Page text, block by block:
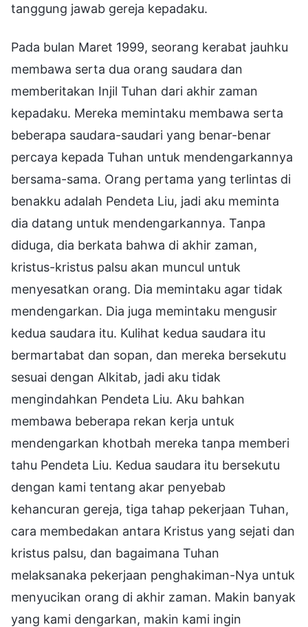
tanggung jawab gereja kepadaku.
Pada bulan Maret 1999, seorang kerabat jauhku
membawa serta dua orang saudara dan
memberitakan Injil Tuhan dari akhir zaman
kepadaku. Mereka memintaku membawa serta
beberapa saudara-saudari yang benar-benar
percaya kepada Tuhan untuk mendengarkannya
bersama-sama. Orang pertama yang terlintas di
benakku adalah Pendeta Liu, jadi aku meminta
dia datang untuk mendengarkannya. Tanpa
diduga, dia berkata bahwa di akhir zaman,
kristus-kristus palsu akan muncul untuk
menyesatkan orang. Dia memintaku agar tidak
mendengarkan. Dia juga memintaku mengusir
kedua saudara itu. Kulihat kedua saudara itu
bermartabat dan sopan, dan mereka bersekutu
sesuai dengan Alkitab, jadi aku tidak
mengindahkan Pendeta Liu. Aku bahkan
membawa beberapa rekan kerja untuk
mendengarkan khotbah mereka tanpa memberi
tahu Pendeta Liu. Kedua saudara itu bersekutu
dengan kami tentang akar penyebab
kehancuran gereja, tiga tahap pekerjaan Tuhan,
cara membedakan antara Kristus yang sejati dan
kristus palsu, dan bagaimana Tuhan
melaksanaka pekerjaan penghakiman-Nya untuk
menyucikan orang di akhir zaman. Makin banyak
yang kami dengarkan, makin kami ingin